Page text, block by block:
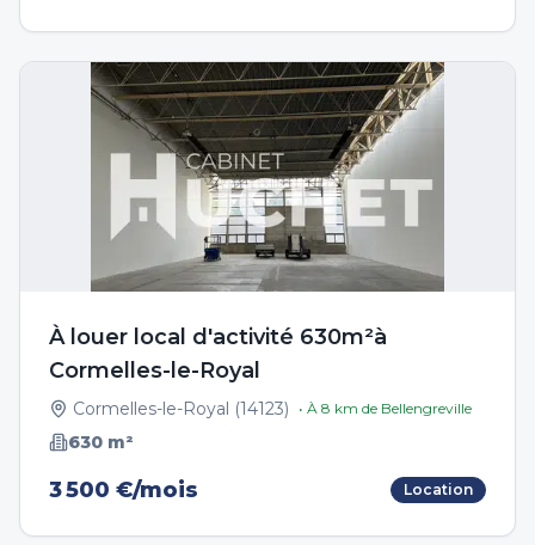
À louer local d'activité 630m²à
Cormelles-le-Royal
Cormelles-le-Royal (14123) • À 8 km de Bellengreville
630 m²
3 500 €/mois Location